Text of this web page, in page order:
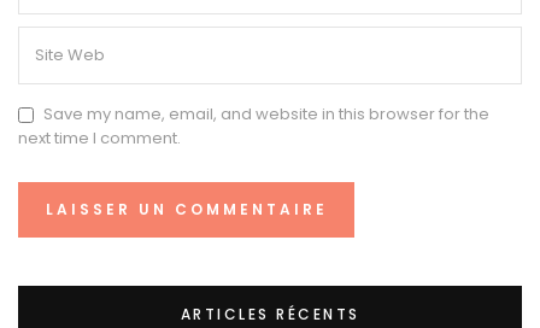
Save my name, email, and website in this browser for the
next time I comment.
ARTICLES RÉCENTS